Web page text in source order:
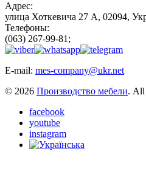
Адрес:
улица Хоткевича 27 А, 02094,
Телефоны:
(063) 267-99-81;
E-mail: mes-company@ukr.net
© 2026 Производство мебели. All
facebook
youtube
instagram